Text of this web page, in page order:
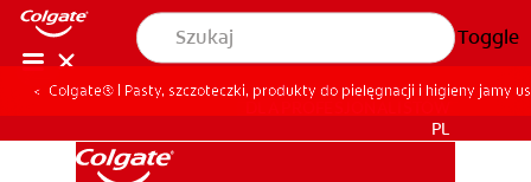
Toggle
PL
Colgate® | Pasty, szczoteczki, produkty do pielęgnacji i higieny jamy